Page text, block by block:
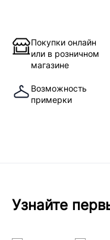
Покупки онлайн
или в розничном
магазине
Возможность
примерки
Узнайте